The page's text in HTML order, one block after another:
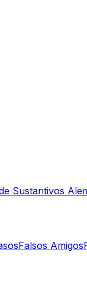
Sustantivos
Falsos Amigos